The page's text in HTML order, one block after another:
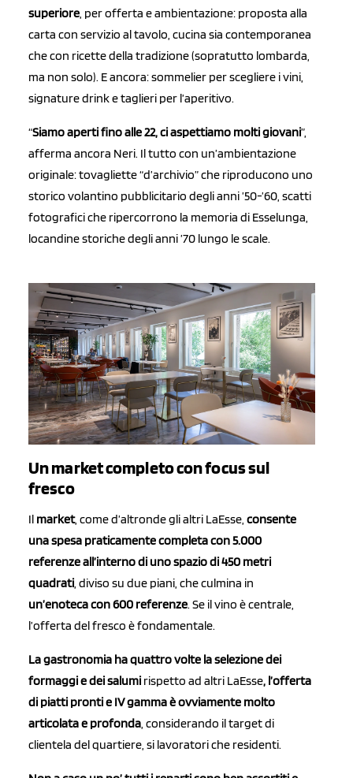
superiore, per offerta e ambientazione: proposta alla
carta con servizio al tavolo, cucina sia contemporanea
che con ricette della tradizione (sopratutto lombarda,
ma non solo). E ancora: sommelier per scegliere i vini,
signature drink e taglieri per l’aperitivo.
“Siamo aperti fino alle 22, ci aspettiamo molti giovani”,
afferma ancora Neri. Il tutto con un’ambientazione
originale: tovagliette “d’archivio” che riproducono uno
storico volantino pubblicitario degli anni ’50-’60, scatti
fotografici che ripercorrono la memoria di Esselunga,
locandine storiche degli anni ’70 lungo le scale.
Un market completo con focus sul
fresco
Il market, come d’altronde gli altri LaEsse, consente
una spesa praticamente completa con 5.000
referenze all’interno di uno spazio di 450 metri
quadrati, diviso su due piani, che culmina in
un’enoteca con 600 referenze. Se il vino è centrale,
l’offerta del fresco è fondamentale.
La gastronomia ha quattro volte la selezione dei
formaggi e dei salumi rispetto ad altri LaEsse, l’offerta
di piatti pronti e IV gamma è ovviamente molto
articolata e profonda, considerando il target di
clientela del quartiere, si lavoratori che residenti.